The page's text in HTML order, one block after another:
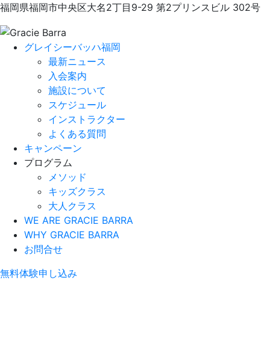
福岡県福岡市中央区大名2丁目9-29 第2プリンスビル 302号
グレイシーバッハ福岡
最新ニュース
入会案内
施設について
スケジュール
インストラクター
よくある質問
キャンペーン
プログラム
メソッド
キッズクラス
大人クラス
WE ARE GRACIE BARRA
WHY GRACIE BARRA
お問合せ
無料体験申し込み